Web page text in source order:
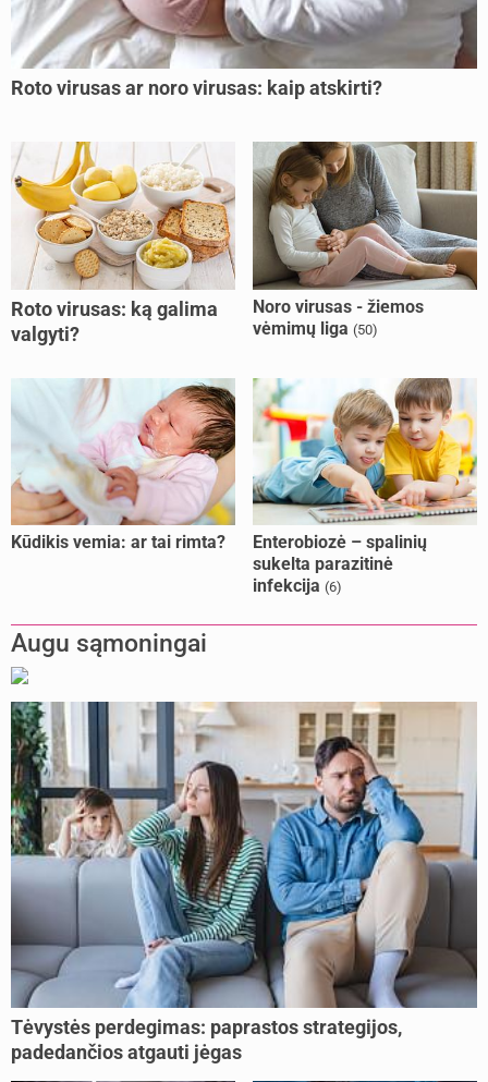
Roto virusas ar noro virusas: kaip atskirti?
Roto virusas: ką galima
valgyti?
Noro virusas - žiemos
vėmimų liga (50)
Kūdikis vemia: ar tai rimta?
Enterobiozė – spalinių
sukelta parazitinė
infekcija (6)
Augu sąmoningai
Tėvystės perdegimas: paprastos strategijos,
padedančios atgauti jėgas